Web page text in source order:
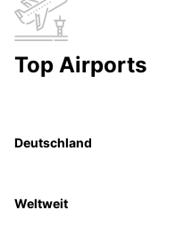
Top Airports
Deutschland
Weltweit